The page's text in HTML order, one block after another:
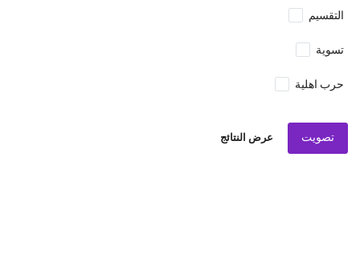
التقسيم
تسوية
حرب اهلية
تصويت عرض النتائج